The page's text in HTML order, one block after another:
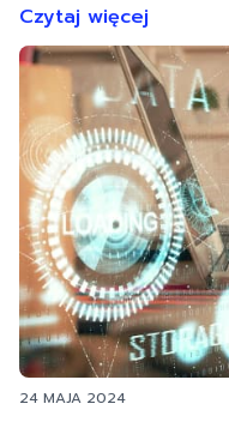
przebijesz się. Klienci
dotrzesz. To dlatego
projektowanie
najbardziej
polubić! Żeby tak się
Czytaj więcej
24 MAJA 2024